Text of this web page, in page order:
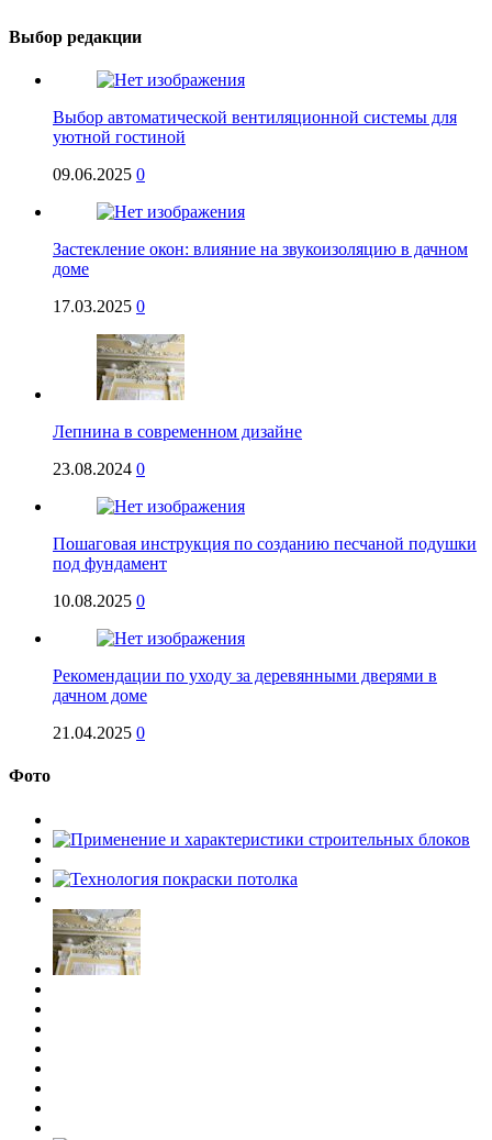
Выбор редакции
Выбор автоматической вентиляционной системы для
уютной гостиной
09.06.2025 0
Застекление окон: влияние на звукоизоляцию в дачном
доме
17.03.2025 0
Лепнина в современном дизайне
23.08.2024 0
Пошаговая инструкция по созданию песчаной подушки
под фундамент
10.08.2025 0
Рекомендации по уходу за деревянными дверями в
дачном доме
21.04.2025 0
Фото